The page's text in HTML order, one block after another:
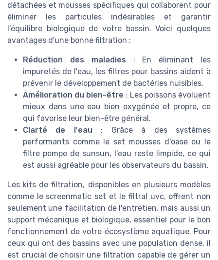
détachées et mousses spécifiques qui collaborent pour
éliminer les particules indésirables et garantir
l’équilibre biologique de votre bassin. Voici quelques
avantages d'une bonne filtration :
Réduction des maladies : En éliminant les
impuretés de l'eau, les filtres pour bassins aident à
prévenir le développement de bactéries nuisibles.
Amélioration du bien-être : Les poissons évoluent
mieux dans une eau bien oxygénée et propre, ce
qui favorise leur bien-être général.
Clarté de l'eau : Grâce à des systèmes
performants comme le set mousses d'oase ou le
filtre pompe de sunsun, l'eau reste limpide, ce qui
est aussi agréable pour les observateurs du bassin.
Les kits de filtration, disponibles en plusieurs modèles
comme le screenmatic set et le filtral uvc, offrent non
seulement une facilitation de l'entretien, mais aussi un
support mécanique et biologique, essentiel pour le bon
fonctionnement de votre écosystème aquatique. Pour
ceux qui ont des bassins avec une population dense, il
est crucial de choisir une filtration capable de gérer un